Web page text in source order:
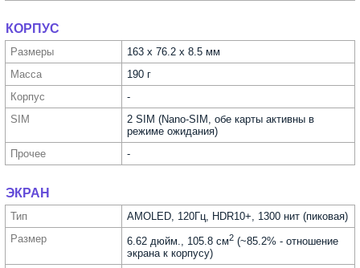
КОРПУС
Размеры
163 x 76.2 x 8.5 мм
Масса
190 г
Корпус
-
SIM
2 SIM (Nano-SIM, обе карты активны в
режиме ожидания)
Прочее
-
ЭКРАН
Тип
AMOLED, 120Гц, HDR10+, 1300 нит (пиковая)
Размер
6.62 дюйм., 105.8 см2 (~85.2% - отношение
экрана к корпусу)